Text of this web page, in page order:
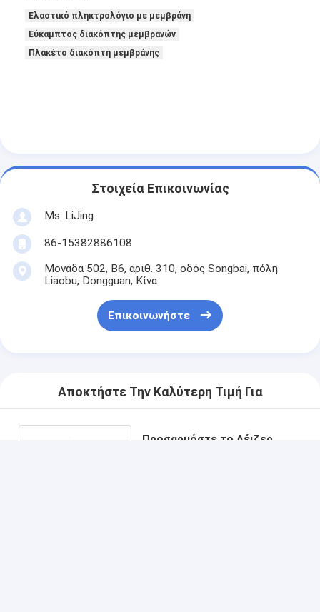
Ελαστικό πληκτρολόγιο με μεμβράνη
Εύκαμπτος διακόπτης μεμβρανών
Πλακέτο διακόπτη μεμβράνης
Στοιχεία Επικοινωνίας
Ms. LiJing
86-15382886108
Μονάδα 502, Β6, αριθ. 310, οδός Songbai, πόλη
Liaobu, Dongguan, Κίνα
Επικοινωνήστε
Αποκτήστε Την Καλύτερη Τιμή Για
Προσαρμόστε το Λέιζερ